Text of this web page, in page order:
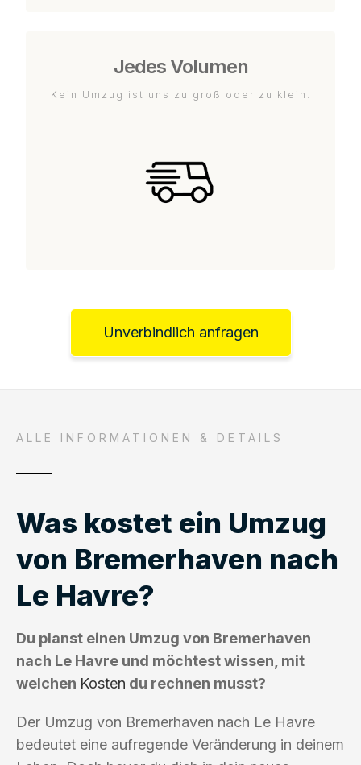
Jedes Volumen
Kein Umzug ist uns zu groß oder zu klein.
Unverbindlich anfragen
ALLE INFORMATIONEN & DETAILS
Was kostet ein Umzug
von Bremerhaven nach
Le Havre?
Du planst einen Umzug von Bremerhaven
nach Le Havre und möchtest wissen, mit
welchen Kosten du rechnen musst?
Der Umzug von Bremerhaven nach Le Havre
bedeutet eine aufregende Veränderung in deinem